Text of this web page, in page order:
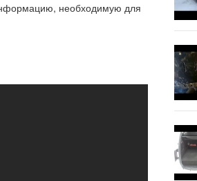
необходимую для